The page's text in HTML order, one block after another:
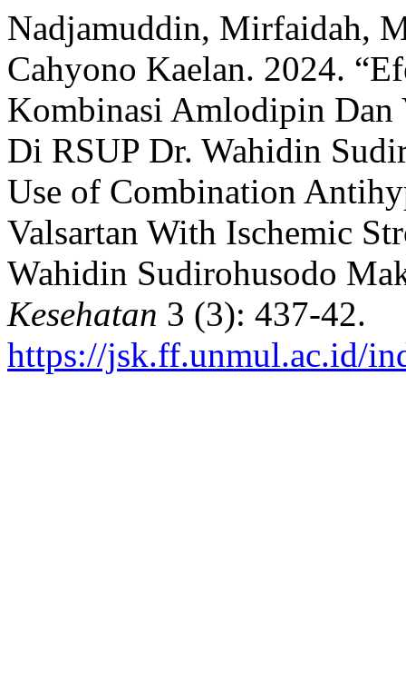
Nadjamuddin, Mirfaidah,
Cahyono Kaelan. 2024.
Kombinasi Amlodipin Dan
Di RSUP Dr. Wahidin
Use of Combination
Valsartan With Ischemic
Wahidin Sudirohusodo
Kesehatan 3 (3): 437-42.
https://jsk.ff.unmul.ac.id/